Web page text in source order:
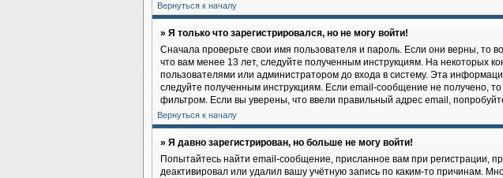
Вернуться к началу
» Я только что зарегистрировался, но не могу войти!
Сначала проверьте свои имя пользователя и пароль. Если они верны, то
что вам менее 13 лет, следуйте полученным инструкциям. На некоторых
пользователями или администратором до входа в систему. Эта
следуйте полученным инструкциям. Если email-сообщение не получено,
фильтром. Если вы уверены, что ввели правильный адрес email,
Вернуться к началу
» Я давно зарегистрирован, но больше не могу войти!
Попытайтесь найти email-сообщение, присланное вам при регистрации,
деактивировал или удалил вашу учётную запись по каким-то причинам.